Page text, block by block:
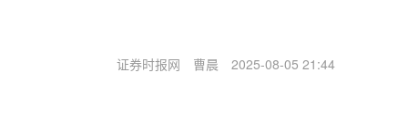
证券时报网 曹晨 2025-08-05 21:44